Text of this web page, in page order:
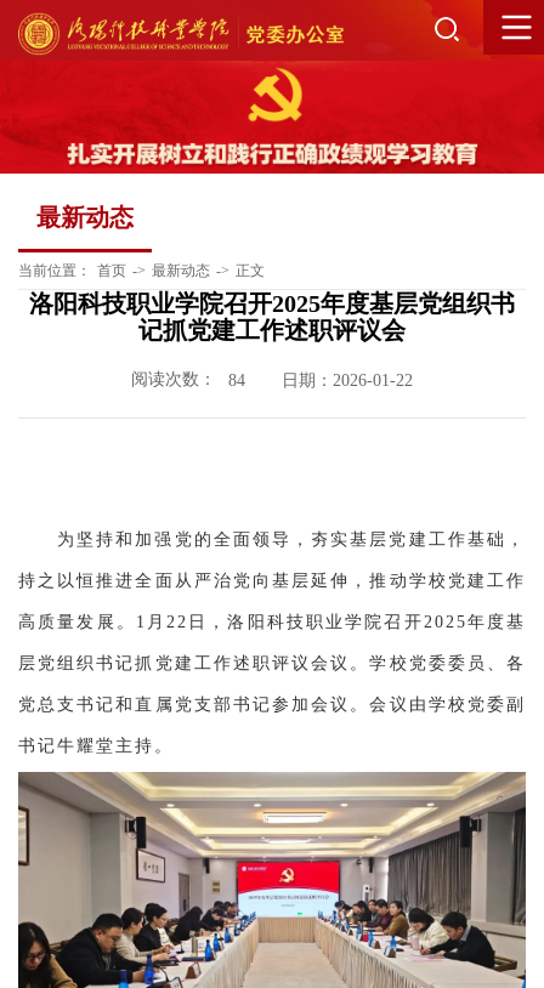
最新动态
当前位置： 首页 -> 最新动态 -> 正文
洛阳科技职业学院召开2025年度基层党组织书
记抓党建工作述职评议会
阅读次数： 84 日期：2026-01-22
为坚持和加强党的全面领导，夯实基层党建工作基础，
持之以恒推进全面从严治党向基层延伸，推动学校党建工作
高质量发展。1月22日，洛阳科技职业学院召开2025年度基
层党组织书记抓党建工作述职评议会议。学校党委委员、各
党总支书记和直属党支部书记参加会议。会议由学校党委副
书记牛耀堂主持。